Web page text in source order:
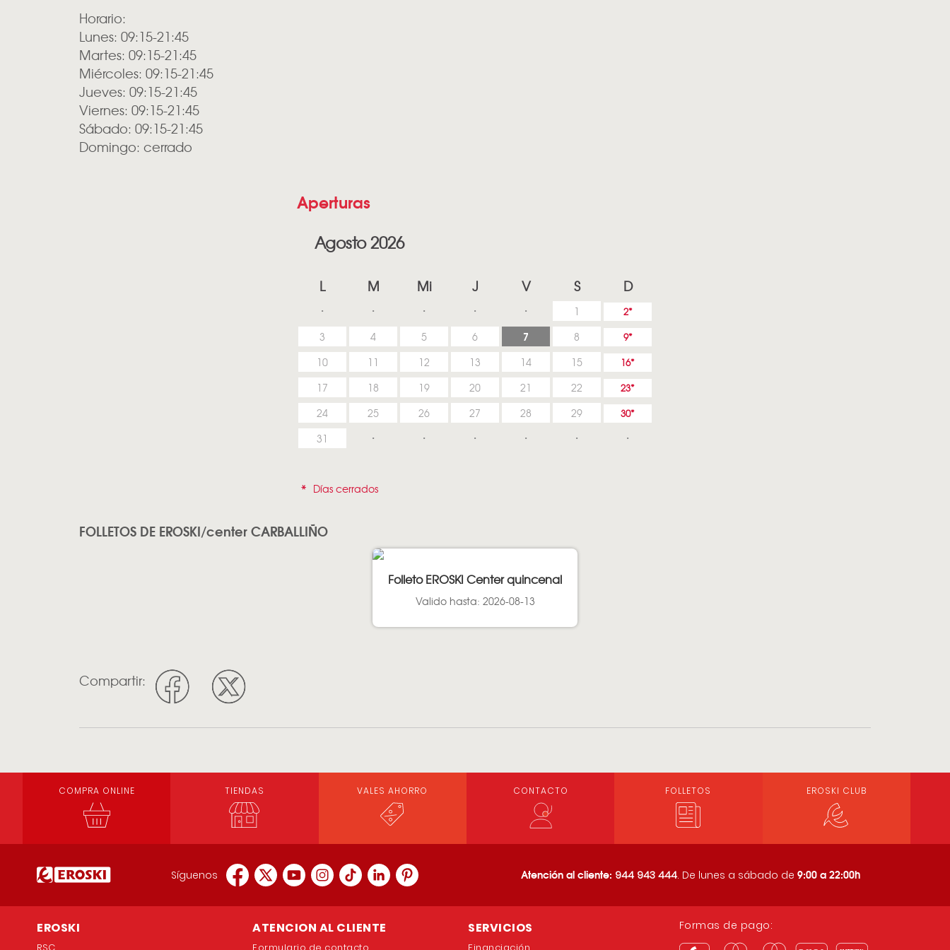
Horario:
Lunes: 09:15-21:45
Martes: 09:15-21:45
Miércoles: 09:15-21:45
Jueves: 09:15-21:45
Viernes: 09:15-21:45
Sábado: 09:15-21:45
Domingo: cerrado
Aperturas
Agosto 2026
L M Mi J V S D
1 2
3 4 5 6 7 8 9
10 11 12 13 14 15 16
17 18 19 20 21 22 23
24 25 26 27 28 29 30
31
* Días cerrados
FOLLETOS DE EROSKI/center CARBALLIÑO
Folleto EROSKI Center quincenal
Valido hasta: 2026-08-13
Compartir:
COMPRA ONLINE TIENDAS VALES AHORRO CONTACTO FOLLETOS EROSKI CLUB
Síguenos Atención al cliente: 944 943 444. De lunes a sábado de 9:00 a 22:00h
EROSKI ATENCION AL CLIENTE SERVICIOS Formas de pago: